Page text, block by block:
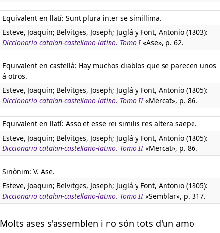
Equivalent en llatí: Sunt plura inter se simillima.
Esteve, Joaquin; Belvitges, Joseph; Juglá y Font, Antonio (1803):
Diccionario catalan-castellano-latino. Tomo I«Ase», p. 62.
Equivalent en castellà: Hay muchos diablos que se parecen unos
á otros.
Esteve, Joaquin; Belvitges, Joseph; Juglá y Font, Antonio (1805):
Diccionario catalan-castellano-latino. Tomo II«Mercat», p. 86.
Equivalent en llatí: Assolet esse rei similis res altera saepe.
Esteve, Joaquin; Belvitges, Joseph; Juglá y Font, Antonio (1805):
Diccionario catalan-castellano-latino. Tomo II«Mercat», p. 86.
Sinònim: V. Ase.
Esteve, Joaquin; Belvitges, Joseph; Juglá y Font, Antonio (1805):
Diccionario catalan-castellano-latino. Tomo II«Semblar», p. 317.
Molts ases s'assemblen i no són tots d'un amo